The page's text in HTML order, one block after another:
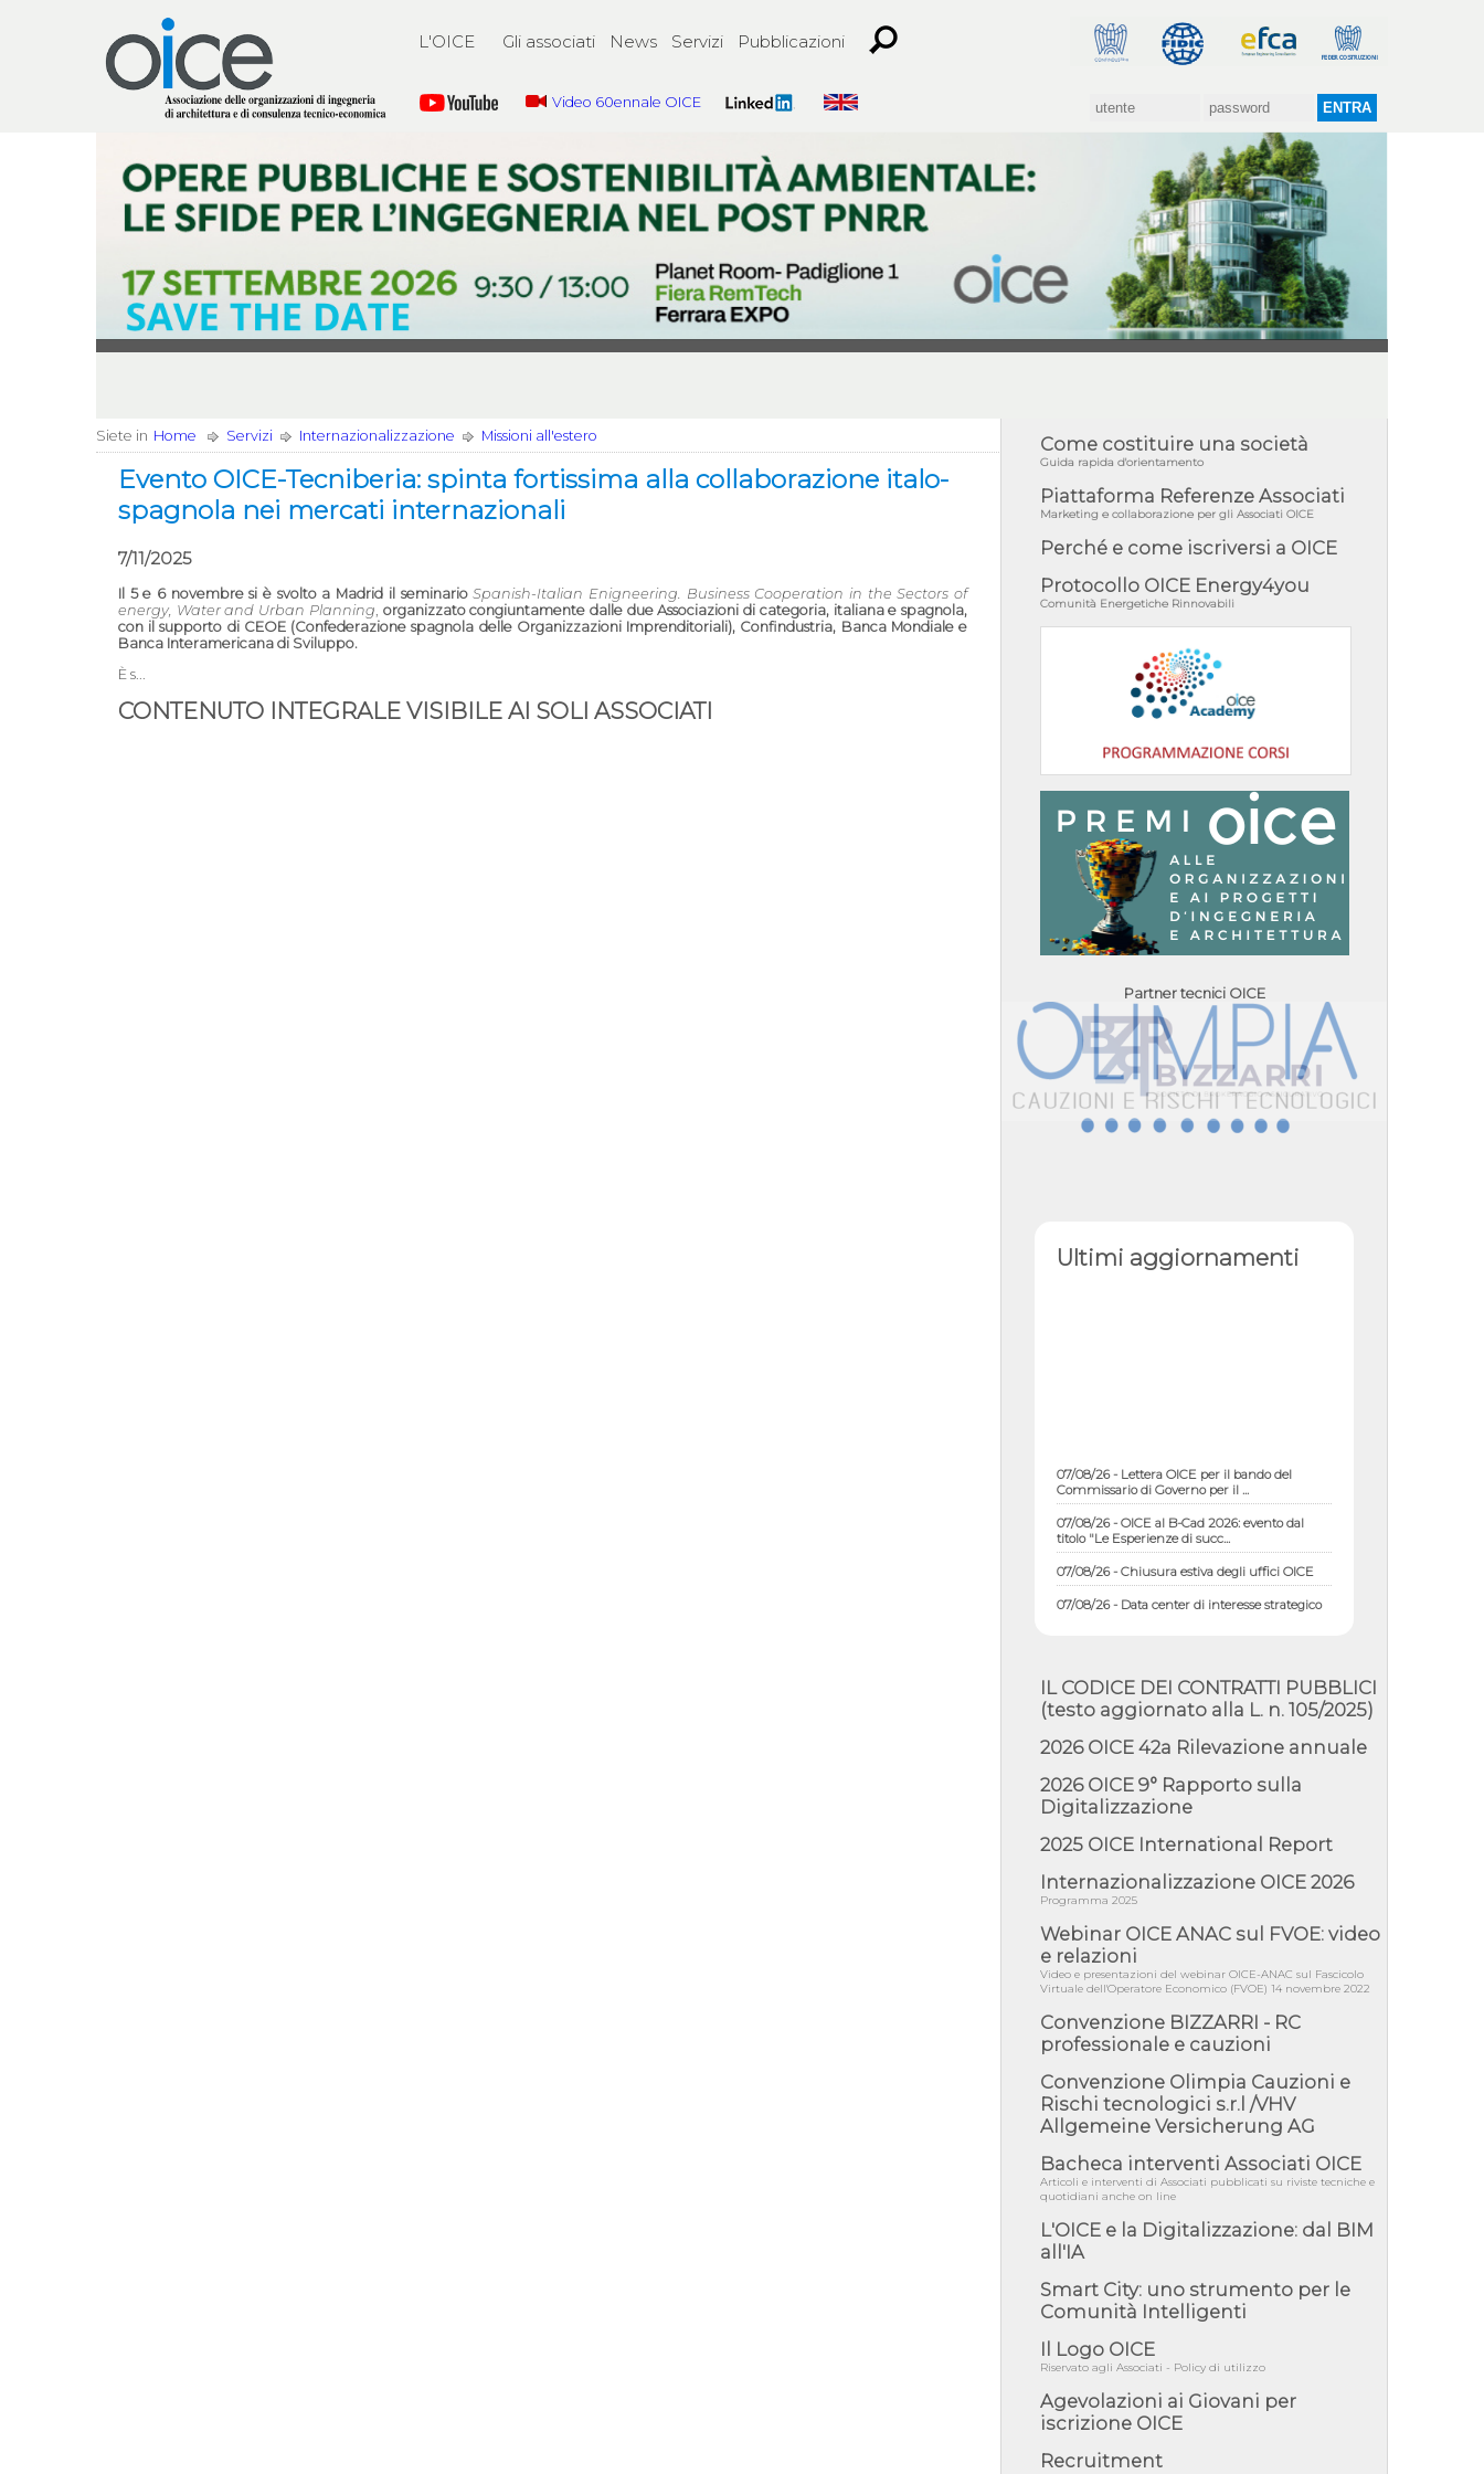
L'OICE Gli associati News Servizi Pubblicazioni
Video 60ennale OICE
Siete in Home Servizi Internazionalizzazione Missioni all'estero
Evento OICE-Tecniberia: spinta fortissima alla collaborazione italo-
spagnola nei mercati internazionali
7/11/2025
Il 5 e 6 novembre si è svolto a Madrid il seminario Spanish-Italian Enigneering. Business Cooperation in the Sectors of
energy, Water and Urban Planning, organizzato congiuntamente dalle due Associazioni di categoria, italiana e spagnola,
con il supporto di CEOE (Confederazione spagnola delle Organizzazioni Imprenditoriali), Confindustria, Banca Mondiale e
Banca Interamericana di Sviluppo.
È s...
CONTENUTO INTEGRALE VISIBILE AI SOLI ASSOCIATI
Come costituire una società
Guida rapida d'orientamento
Piattaforma Referenze Associati
Marketing e collaborazione per gli Associati OICE
Perché e come iscriversi a OICE
Protocollo OICE Energy4you
Comunità Energetiche Rinnovabili
Partner tecnici OICE
Ultimi aggiornamenti
Commissario di Governo per il ...
07/08/26 - OICE al B-Cad 2026: evento dal
titolo "Le Esperienze di succ...
07/08/26 - Chiusura estiva degli uffici OICE
07/08/26 - Data center di interesse strategico
nazionale; interventi pe...
07/08/26 - Ponte sullo Stretto di Messina:
deliberata la sussistenza di...
libera al quinto lotto costr...
06/08/26 - Istat, produzione industriale in calo
dell'1% a giugno, su a...
energie rinnovabili con ...
06/08/26 - DL PA approvato in Cdm:
contributi per riqualificazione sism...
06/08/26 - CdM: approvato il d.lgs. di
adeguamento all’AI Act in mate...
06/08/26 - DDL delegazione europea in Cdm
per recepimento norme UE in m...
05/08/26 - DL Infrastrutture e PNRR è legge:
approvata oggi la fiducia...
05/08/26 - Focus OICE sul DDL di riforma
della responsabilità amminist...
05/08/26 - Anac: pubblicata la Relazione
illustrativa al Bando tipo 2 s...
05/08/26 - SAVE THE DATE: Assemblea
Pubblica Confindustria Professioni ...
05/08/26 - Successo OICE per il bando della
Città metropolitana di Reg...
Giunta Regionale della Campa...
04/08/26 - DL PA: previste cancellazioni da
04/08/26 - International Sustainable
04/08/26 - CdS, project financing: progetto di
fattibilità da impugnar...
04/08/26 - Rapporto Anac corruzione 2020-
IL CODICE DEI CONTRATTI PUBBLICI
(testo aggiornato alla L. n. 105/2025)
2026 OICE 42a Rilevazione annuale
2026 OICE 9° Rapporto sulla
Digitalizzazione
2025 OICE International Report
Internazionalizzazione OICE 2026
Programma 2025
Webinar OICE ANAC sul FVOE: video
e relazioni
Video e presentazioni del webinar OICE-ANAC sul Fascicolo
Virtuale dell'Operatore Economico (FVOE) 14 novembre 2022
Convenzione BIZZARRI - RC
professionale e cauzioni
Convenzione Olimpia Cauzioni e
Rischi tecnologici s.r.l /VHV
Allgemeine Versicherung AG
Bacheca interventi Associati OICE
Articoli e interventi di Associati pubblicati su riviste tecniche e
quotidiani anche on line
L'OICE e la Digitalizzazione: dal BIM
all'IA
Smart City: uno strumento per le
Comunità Intelligenti
Il Logo OICE
Riservato agli Associati - Policy di utilizzo
Agevolazioni ai Giovani per
iscrizione OICE
Recruitment